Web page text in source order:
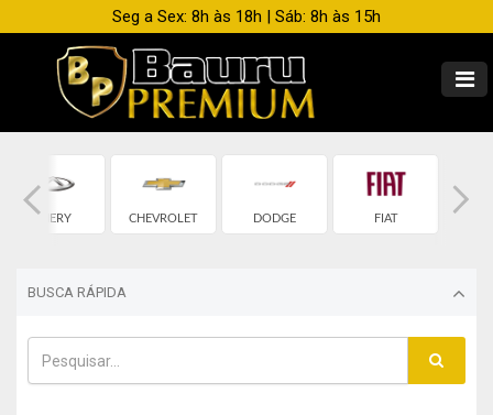
Seg a Sex: 8h às 18h | Sáb: 8h às 15h
CHERY CHEVROLET DODGE FIAT
BUSCA RÁPIDA